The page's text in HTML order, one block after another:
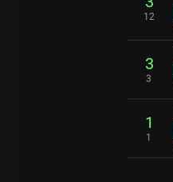
12
3
3
1
1